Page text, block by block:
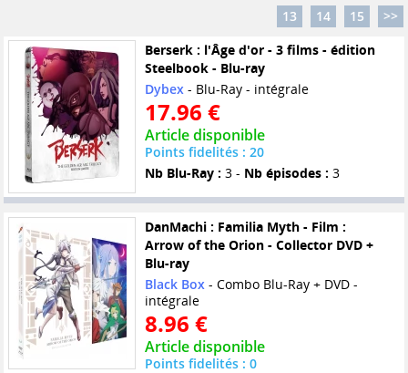
13
14 15
>>
Berserk : l'Âge d'or - 3 films - édition
Steelbook - Blu-ray
Dybex- Blu-Ray - intégrale
17.96 €
Article disponible
Points fidelités : 20
Nb Blu-Ray : 3 - Nb épisodes : 3
DanMachi : Familia Myth - Film :
Arrow of the Orion - Collector DVD +
Blu-ray
Black Box - Combo Blu-Ray + DVD -
intégrale
8.96 €
Article disponible
Points fidelités : 0